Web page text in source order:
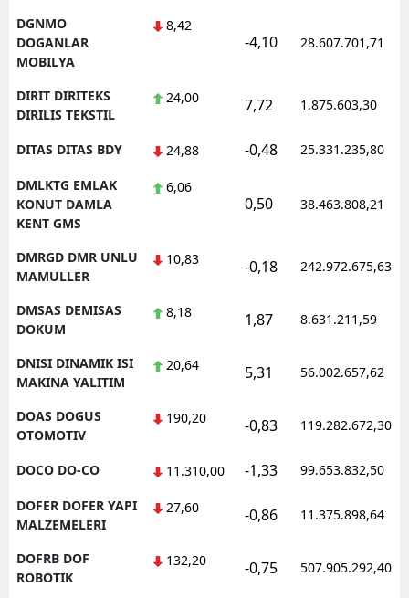
DGNMO
DOGANLAR
MOBILYA
8,42
-4,10 28.607.701,71
DIRIT DIRITEKS
DIRILIS TEKSTIL
24,00 7,72 1.875.603,30
DITAS DITAS BDY 24,88 -0,48 25.331.235,80
DMLKTG EMLAK
KONUT DAMLA
KENT GMS
6,06
0,50 38.463.808,21
DMRGD DMR UNLU
MAMULLER
10,83 -0,18 242.972.675,63
DMSAS DEMISAS
DOKUM
8,18 1,87 8.631.211,59
DNISI DINAMIK ISI
MAKINA YALITIM
20,64 5,31 56.002.657,62
DOAS DOGUS
OTOMOTIV
190,20 -0,83 119.282.672,30
DOCO DO-CO 11.310,00 -1,33 99.653.832,50
DOFER DOFER YAPI
MALZEMELERI
27,60 -0,86 11.375.898,64
DOFRB DOF
ROBOTIK
132,20 -0,75 507.905.292,40